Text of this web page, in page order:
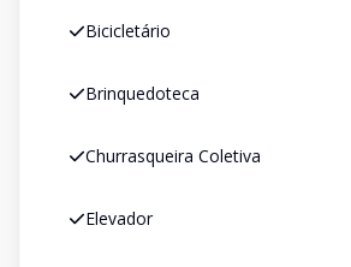
Bicicletário
Brinquedoteca
Churrasqueira Coletiva
Elevador